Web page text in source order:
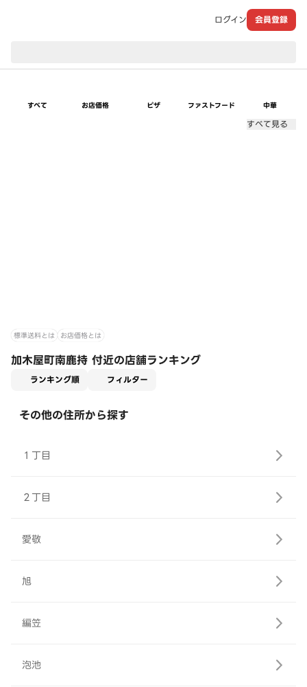
ログイン 会員登録
すべて お店価格 ピザ ファストフード 中華
すべて見る
標準送料とは お店価格とは
加木屋町南鹿持 付近の店舗ランキング
ランキング順 フィルター
その他の住所から探す
１丁目
２丁目
愛敬
旭
編笠
泡池